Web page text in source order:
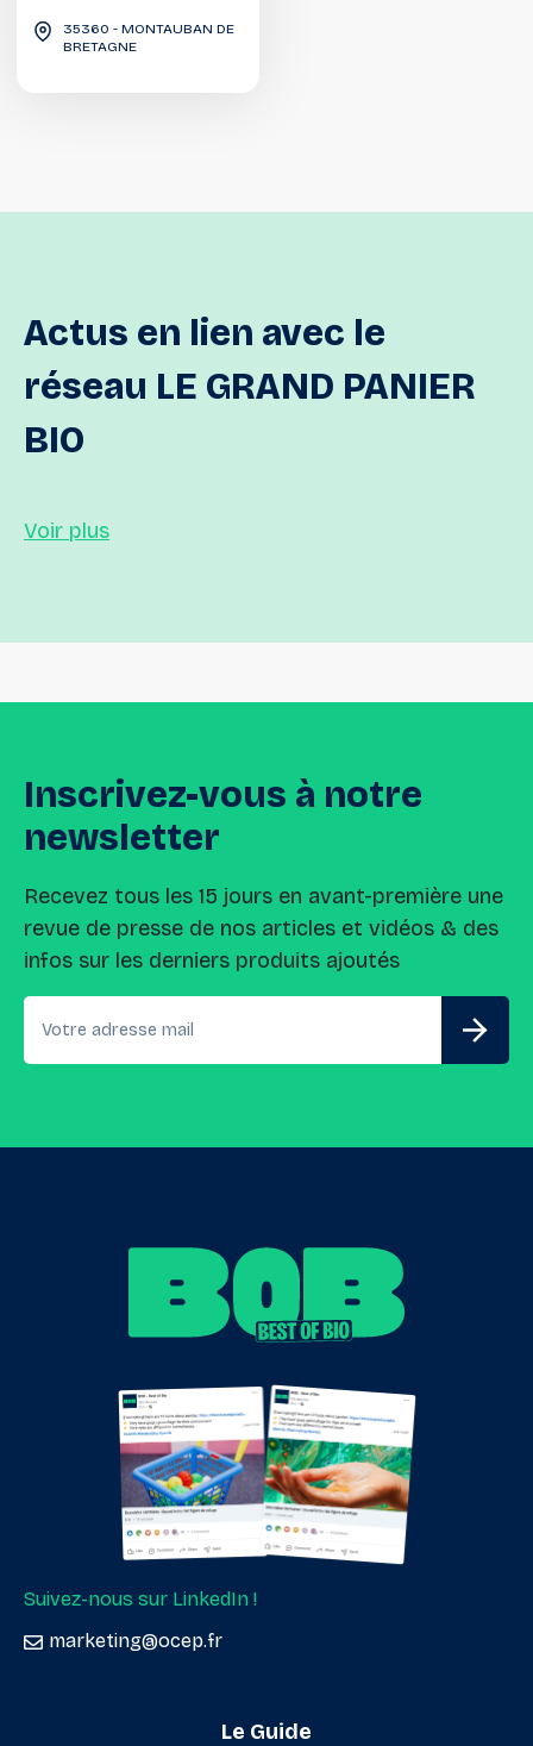
35360 - MONTAUBAN DE
BRETAGNE
Actus en lien avec le
réseau LE GRAND PANIER
BIO
Voir plus
Inscrivez-vous à notre
newsletter
Recevez tous les 15 jours en avant-première une
revue de presse de nos articles et vidéos & des
infos sur les derniers produits ajoutés
Suivez-nous sur LinkedIn !
marketing@ocep.fr
Le Guide